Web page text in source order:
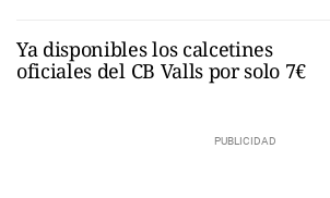
Ya disponibles los calcetines
oficiales del CB Valls por solo 7€